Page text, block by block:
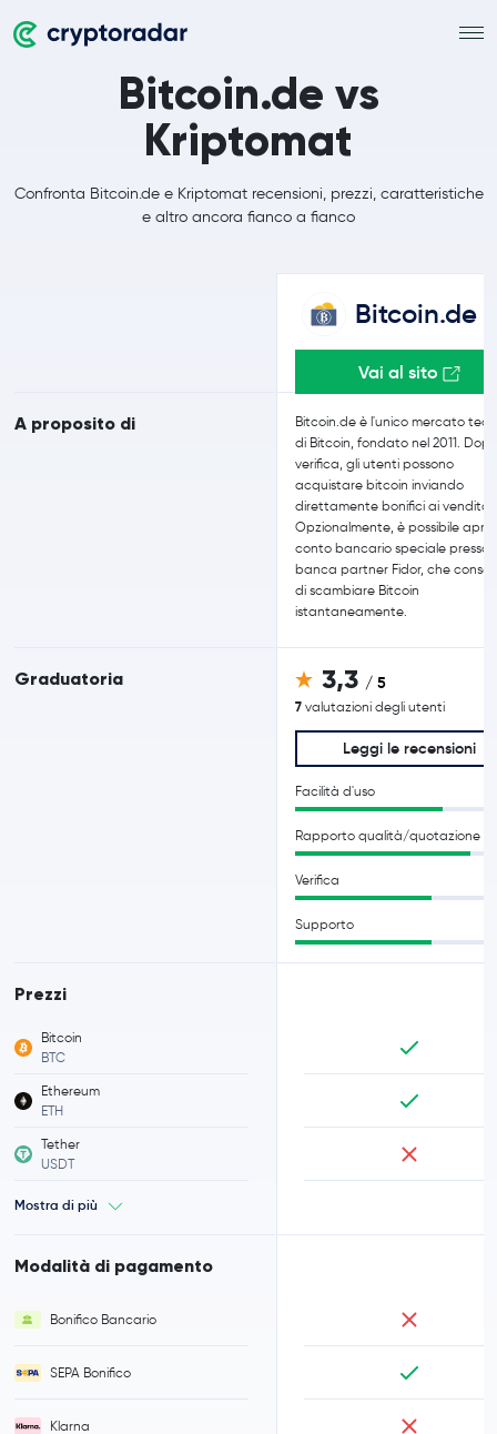
Bitcoin.de vs
Kriptomat
Confronta Bitcoin.de e Kriptomat recensioni, prezzi, caratteristiche
e altro ancora fianco a fianco
A proposito di
Graduatoria
Prezzi
Bitcoin
BTC
Ethereum
ETH
Tether
USDT
Mostra di più
Modalità di pagamento
Bonifico Bancario
SEPA Bonifico
Klarna
Bitcoin.de
Vai al sito
Bitcoin.de è l'unico mercato
di Bitcoin, fondato nel 2011.
verifica, gli utenti possono
acquistare bitcoin inviando
direttamente bonifici ai
Opzionalmente, è possibile
conto bancario speciale presso
banca partner Fidor, che
di scambiare Bitcoin
istantaneamente.
3,3 / 5
7valutazioni degli utenti
Leggi le recensioni
Facilità d'uso
Rapporto qualità/quotazione
Verifica
Supporto